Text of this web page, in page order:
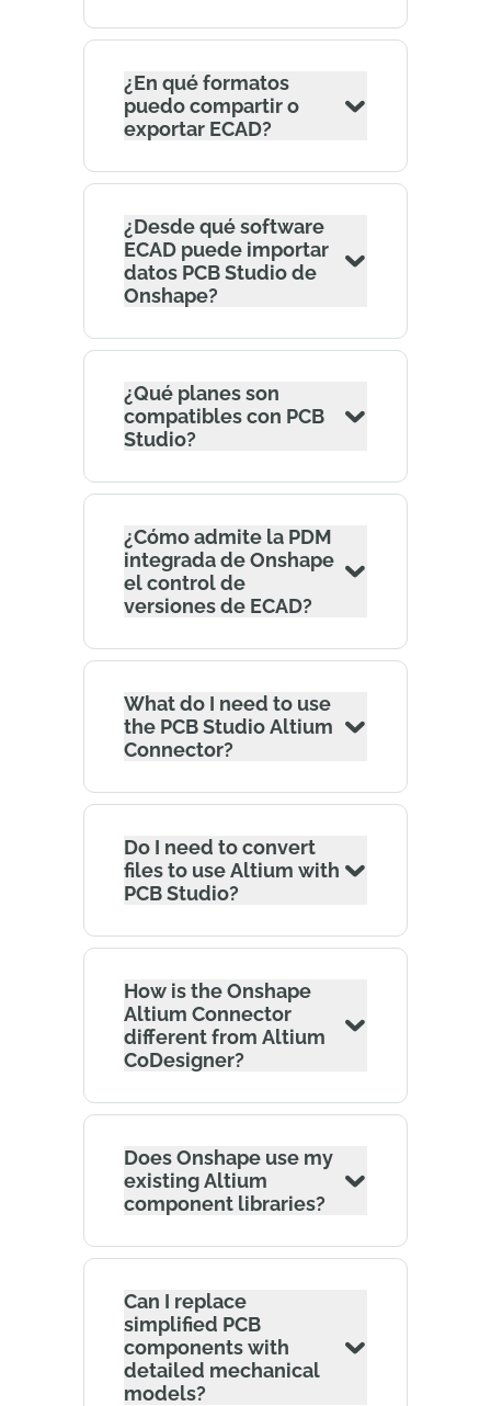
¿En qué formatos
puedo compartir o
exportar ECAD?
¿Desde qué software
ECAD puede importar
datos PCB Studio de
Onshape?
¿Qué planes son
compatibles con PCB
Studio?
¿Cómo admite la PDM
integrada de Onshape
el control de
versiones de ECAD?
What do I need to use
the PCB Studio Altium
Connector?
Do I need to convert
files to use Altium with
PCB Studio?
How is the Onshape
Altium Connector
different from Altium
CoDesigner?
Does Onshape use my
existing Altium
component libraries?
Can I replace
simplified PCB
components with
detailed mechanical
models?